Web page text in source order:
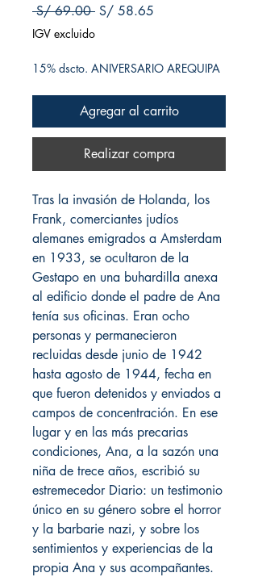
S/ 69.00 Precio
S/ 58.65
IGV excluido
15% dscto. ANIVERSARIO AREQUIPA
Agregar al carrito
Realizar compra
Tras la invasión de Holanda, los
Frank, comerciantes judíos
alemanes emigrados a Amsterdam
en 1933, se ocultaron de la
Gestapo en una buhardilla anexa
al edificio donde el padre de Ana
tenía sus oficinas. Eran ocho
personas y permanecieron
recluidas desde junio de 1942
hasta agosto de 1944, fecha en
que fueron detenidos y enviados a
campos de concentración. En ese
lugar y en las más precarias
condiciones, Ana, a la sazón una
niña de trece años, escribió su
estremecedor Diario: un testimonio
único en su género sobre el horror
y la barbarie nazi, y sobre los
sentimientos y experiencias de la
propia Ana y sus acompañantes.